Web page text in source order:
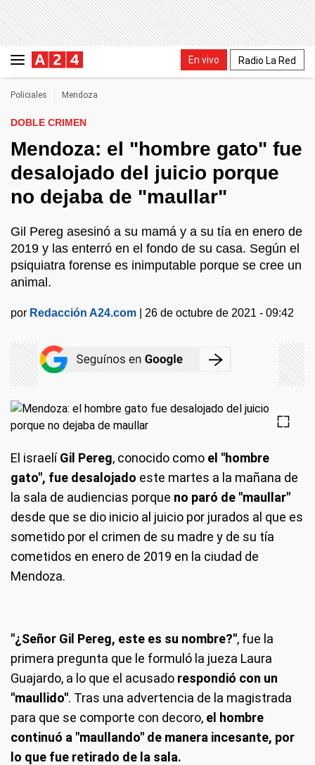
En vivo Radio La Red
Policiales Mendoza
DOBLE CRIMEN
Mendoza: el "hombre gato" fue
desalojado del juicio porque
no dejaba de "maullar"
Gil Pereg asesinó a su mamá y a su tía en enero de
2019 y las enterró en el fondo de su casa. Según el
psiquiatra forense es inimputable porque se cree un
animal.
por Redacción A24.com 26 de octubre de 2021 - 09:42
El israelíGil Pereg, conocido como el "hombre
gato", fue desalojado este martes a la mañana de
la sala de audiencias porque no paró de "maullar"
desde que se dio inicio al juicio por jurados al que es
sometido por el crimen de su madre y de su tía
cometidos en enero de 2019 en la ciudad de
Mendoza.
"¿Señor Gil Pereg, este es su nombre?", fue la
primera pregunta que le formuló la jueza Laura
Guajardo, a lo que el acusado respondió con un
"maullido". Tras una advertencia de la magistrada
para que se comporte con decoro, el hombre
continuó a "maullando" de manera incesante, por
lo que fue retirado de la sala.